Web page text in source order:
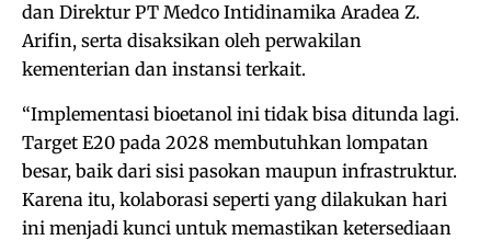
dan Direktur PT Medco Intidinamika Aradea Z.
Arifin, serta disaksikan oleh perwakilan
kementerian dan instansi terkait.
“Implementasi bioetanol ini tidak bisa ditunda lagi.
Target E20 pada 2028 membutuhkan lompatan
besar, baik dari sisi pasokan maupun infrastruktur.
Karena itu, kolaborasi seperti yang dilakukan hari
ini menjadi kunci untuk memastikan ketersediaan